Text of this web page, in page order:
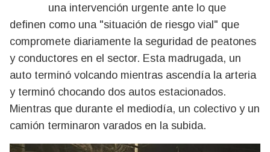
una intervención urgente ante lo que
definen como una "situación de riesgo vial" que
compromete diariamente la seguridad de peatones
y conductores en el sector. Esta madrugada, un
auto terminó volcando mientras ascendía la arteria
y terminó chocando dos autos estacionados.
Mientras que durante el mediodía, un colectivo y un
camión terminaron varados en la subida.